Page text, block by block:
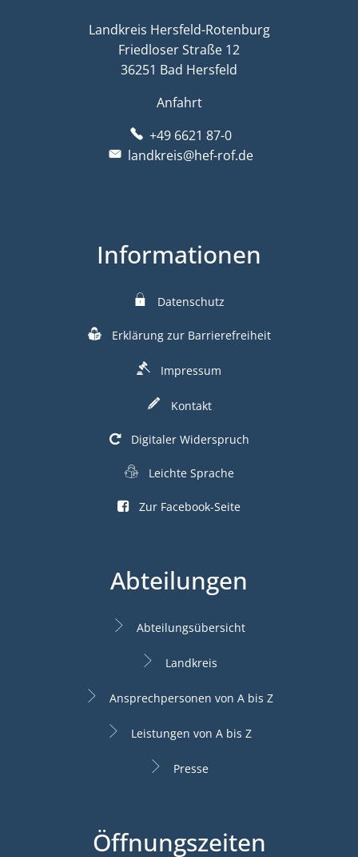
Landkreis Hersfeld-Rotenburg
Friedloser Straße 12
36251 Bad Hersfeld
Anfahrt
+49 6621 87-0
landkreis@hef-rof.de
Informationen
Datenschutz
Erklärung zur Barrierefreiheit
Impressum
Kontakt
Digitaler Widerspruch
Leichte Sprache
Zur Facebook-Seite
Abteilungen
Abteilungsübersicht
Landkreis
Ansprechpersonen von A bis Z
Leistungen von A bis Z
Presse
Öffnungszeiten